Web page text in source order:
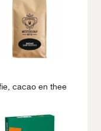
cacao en thee